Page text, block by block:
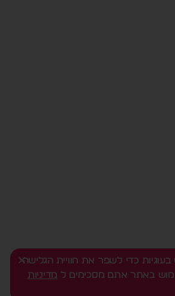
כדי לשפר את חוויית הגלישה
באתר אתם מסכימים ל מדיניות